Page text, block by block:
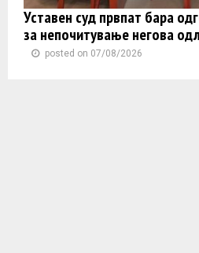
Уставен суд првпат бара
за непочитување негова
posted on 07/08/2026